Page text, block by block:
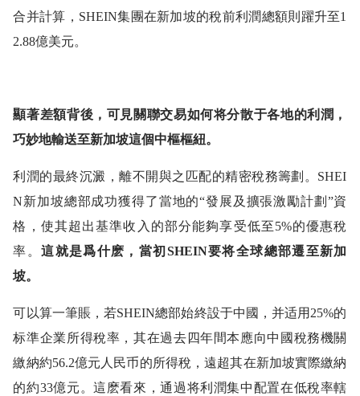
合并計算，SHEIN集團在新加坡的稅前利潤總額則躍升至1
2.88億美元。
顯著差額背後，可見關聯交易如何将分散于各地的利潤，
巧妙地輸送至新加坡這個中樞樞紐。
利潤的最終沉澱，離不開與之匹配的精密稅務籌劃。SHEI
N新加坡總部成功獲得了當地的“發展及擴張激勵計劃”資
格，使其超出基準收入的部分能夠享受低至5%的優惠稅
率。這就是爲什麽，當初SHEIN要将全球總部遷至新加
坡。
可以算一筆賬，若SHEIN總部始終設于中國，并适用25%的
标準企業所得稅率，其在過去四年間本應向中國稅務機關
繳納約56.2億元人民币的所得稅，遠超其在新加坡實際繳納
的約33億元。這麽看來，通過将利潤集中配置在低稅率轄